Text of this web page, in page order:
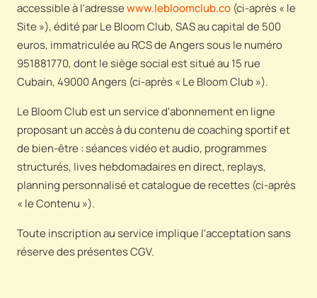
accessible à l'adressewww.lebloomclub.co (ci-après « le
Site »), édité par Le Bloom Club, SAS au capital de 500
euros, immatriculée au RCS de Angers sous le numéro
951881770, dont le siège social est situé au 15 rue
Cubain, 49000 Angers (ci-après « Le Bloom Club »).
Le Bloom Club est un service d'abonnement en ligne
proposant un accès à du contenu de coaching sportif et
de bien-être : séances vidéo et audio, programmes
structurés, lives hebdomadaires en direct, replays,
planning personnalisé et catalogue de recettes (ci-après
« le Contenu »).
Toute inscription au service implique l'acceptation sans
réserve des présentes CGV.